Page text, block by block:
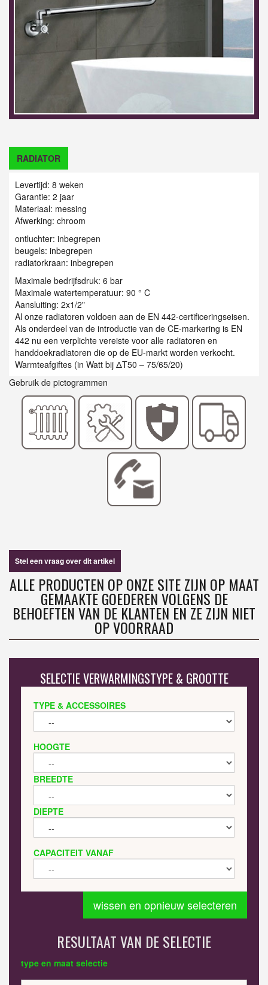
RADIATOR
Levertijd: 8 weken
Garantie: 2 jaar
Materiaal: messing
Afwerking: chroom
ontluchter: inbegrepen
beugels: inbegrepen
radiatorkraan: inbegrepen
Maximale bedrijfsdruk: 6 bar
Maximale watertemperatuur: 90 ° C
Aansluiting: 2x1/2"
Al onze radiatoren voldoen aan de EN 442-certificeringseisen.
Als onderdeel van de introductie van de CE-markering is EN
442 nu een verplichte vereiste voor alle radiatoren en
handdoekradiatoren die op de EU-markt worden verkocht.
Warmteafgiftes (in Watt bij ΔT50 – 75/65/20)
Gebruik de pictogrammen
Stel een vraag over dit artikel
ALLE PRODUCTEN OP ONZE SITE ZIJN OP MAAT
GEMAAKTE GOEDEREN VOLGENS DE
BEHOEFTEN VAN DE KLANTEN EN ZE ZIJN NIET
OP VOORRAAD
SELECTIE VERWARMINGSTYPE & GROOTTE
TYPE & ACCESSOIRES
HOOGTE
BREEDTE
DIEPTE
CAPACITEIT VANAF
wissen en opnieuw selecteren
RESULTAAT VAN DE SELECTIE
type en maat selectie